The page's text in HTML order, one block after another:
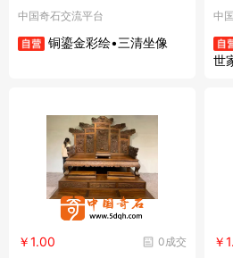
中国奇石交流平台
铜鎏金彩绘•三清坐像
中
世
0成交
￥1.00 ￥